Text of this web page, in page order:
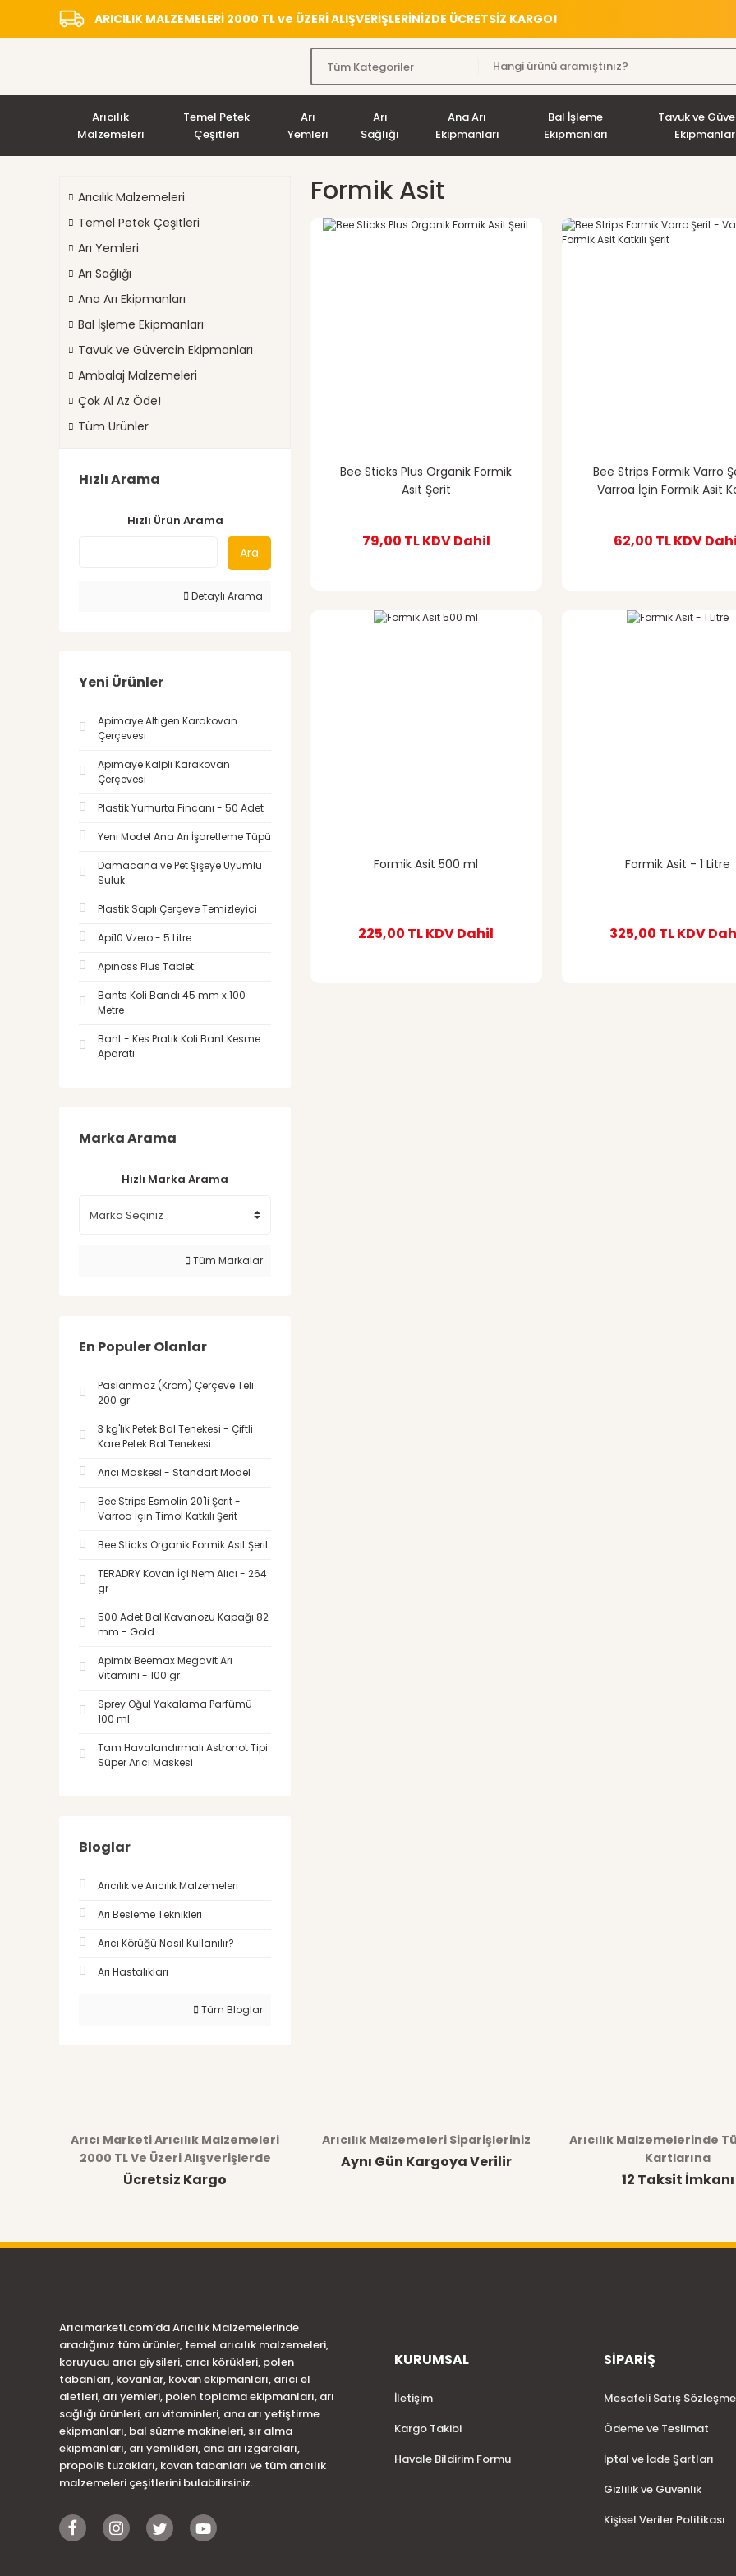
ARICILIK MALZEMELERİ 2000 TL ve ÜZERİ ALIŞVERİŞLERİNİZDE ÜCRETSİZ KARGO!
Arıcılık
Malzemeleri
Temel Petek
Çeşitleri
Arı
Yemleri
Arı
Sağlığı
Ana Arı
Ekipmanları
Bal İşleme
Ekipmanları
Tavuk ve
Arıcılık Malzemeleri
Temel Petek Çeşitleri
Arı Yemleri
Arı Sağlığı
Ana Arı Ekipmanları
Bal İşleme Ekipmanları
Tavuk ve Güvercin Ekipmanları
Ambalaj Malzemeleri
Çok Al Az Öde!
Tüm Ürünler
Hızlı Arama
Hızlı Ürün Arama
Ara
Detaylı Arama
Yeni Ürünler
Apimaye Altıgen Karakovan
Çerçevesi
Apimaye Kalpli Karakovan
Çerçevesi
Plastik Yumurta Fincanı - 50 Adet
Yeni Model Ana Arı İşaretleme Tüpü
Damacana ve Pet Şişeye Uyumlu
Suluk
Plastik Saplı Çerçeve Temizleyici
Api10 Vzero - 5 Litre
Apınoss Plus Tablet
Bants Koli Bandı 45 mm x 100
Metre
Bant - Kes Pratik Koli Bant Kesme
Aparatı
Marka Arama
Hızlı Marka Arama
Tüm Markalar
En Populer Olanlar
Paslanmaz (Krom) Çerçeve Teli
200 gr
3 kg'lık Petek Bal Tenekesi - Çiftli
Kare Petek Bal Tenekesi
Arıcı Maskesi - Standart Model
Bee Strips Esmolin 20'li Şerit -
Varroa İçin Timol Katkılı Şerit
Bee Sticks Organik Formik Asit Şerit
TERADRY Kovan İçi Nem Alıcı - 264
gr
500 Adet Bal Kavanozu Kapağı 82
mm - Gold
Apimix Beemax Megavit Arı
Vitamini - 100 gr
Sprey Oğul Yakalama Parfümü -
100 ml
Tam Havalandırmalı Astronot Tipi
Süper Arıcı Maskesi
Bloglar
Arıcılık ve Arıcılık Malzemeleri
Arı Besleme Teknikleri
Arıcı Körüğü Nasıl Kullanılır?
Arı Hastalıkları
Tüm Bloglar
Formik Asit
Bee Sticks Plus Organik Formik
Asit Şerit
79,00 TLKDV Dahil
Bee Strips Formik Varro
Varroa İçin Formik Asit
62,00 TLKDV
Formik Asit 500 ml
225,00 TLKDV Dahil
Formik Asit - 1 Litre
325,00 TLKDV
Arıcı Marketi Arıcılık Malzemeleri
2000 TL Ve Üzeri Alışverişlerde
Ücretsiz Kargo
Arıcılık Malzemeleri Siparişleriniz
Aynı Gün Kargoya Verilir
Arıcılık Malzemelerinde
Kartlarına
12 Taksit İmkanı
Arıcımarketi.com’da Arıcılık Malzemelerinde
aradığınız tüm ürünler, temel arıcılık malzemeleri,
koruyucu arıcı giysileri, arıcı körükleri, polen
tabanları, kovanlar, kovan ekipmanları, arıcı el
aletleri, arı yemleri, polen toplama ekipmanları, arı
sağlığı ürünleri, arı vitaminleri, ana arı yetiştirme
ekipmanları, bal süzme makineleri, sır alma
ekipmanları, arı yemlikleri, ana arı ızgaraları,
propolis tuzakları, kovan tabanları ve tüm arıcılık
malzemeleri çeşitlerini bulabilirsiniz.
KURUMSAL
İletişim
Kargo Takibi
Havale Bildirim Formu
SİPARİŞ
Mesafeli Satış
Ödeme ve Teslimat
İptal ve İade Şartları
Gizlilik ve Güvenlik
Kişisel Veriler Politikası